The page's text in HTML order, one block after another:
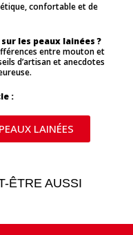
confortable et de
les peaux lainées ?
entre mouton et
d’artisan et anecdotes
:
LAINÉES
ÊTRE AUSSI